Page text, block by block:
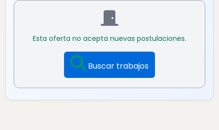
Esta oferta no acepta nuevas postulaciones.
Buscar trabajos